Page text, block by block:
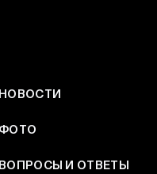
НОВОСТИ
ФОТО
ВОПРОСЫ И ОТВЕТЫ